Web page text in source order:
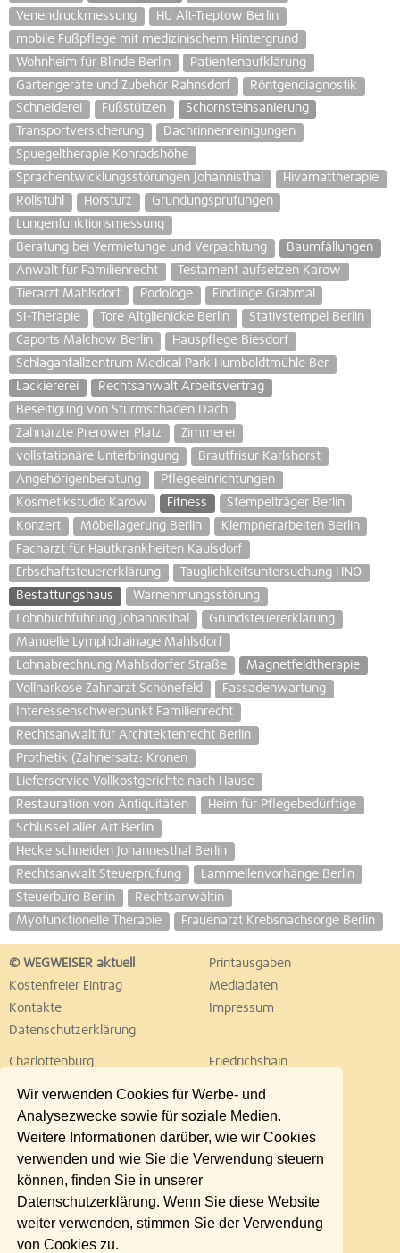
Wir verwenden Cookies für Werbe- und
Analysezwecke sowie für soziale Medien.
Weitere Informationen darüber, wie wir Cookies
verwenden und wie Sie die Verwendung steuern
können, finden Sie in unserer
Datenschutzerklärung. Wenn Sie diese Website
weiter verwenden, stimmen Sie der Verwendung
von Cookies zu.
Venendruckmessung
HU Alt-Treptow Berlin
mobile Fußpflege mit medizinischem Hintergrund
Wohnheim für Blinde Berlin
Patientenaufklärung
Gartengeräte und Zubehör Rahnsdorf
Röntgendiagnostik
Schneiderei
Fußstützen
Schornsteinsanierung
Transportversicherung
Dachrinnenreinigungen
Spuegeltherapie Konradshöhe
Sprachentwicklungsstörungen Johannisthal
Hivamattherapie
Rollstuhl
Hörsturz
Gründungsprüfungen
Lungenfunktionsmessung
Beratung bei Vermietunge und Verpachtung
Baumfällungen
Anwalt für Familienrecht
Testament aufsetzen Karow
Tierarzt Mahlsdorf
Podologe
Findlinge Grabmal
SI-Therapie
Tore Altglienicke Berlin
Stativstempel Berlin
Caports Malchow Berlin
Hauspflege Biesdorf
Schlaganfallzentrum Medical Park Humboldtmühle Ber
Lackiererei
Rechtsanwalt Arbeitsvertrag
Beseitigung von Sturmschäden Dach
Zahnärzte Prerower Platz
Zimmerei
vollstationäre Unterbringung
Brautfrisur Karlshorst
Angehörigenberatung
Pflegeeinrichtungen
Kosmetikstudio Karow
Fitness
Stempelträger Berlin
Konzert
Möbellagerung Berlin
Klempnerarbeiten Berlin
Facharzt für Hautkrankheiten Kaulsdorf
Erbschaftsteuererklärung
Tauglichkeitsuntersuchung HNO
Bestattungshaus
Warnehmungsstörung
Lohnbuchführung Johannisthal
Grundsteuererklärung
Manuelle Lymphdrainage Mahlsdorf
Lohnabrechnung Mahlsdorfer Straße
Magnetfeldtherapie
Vollnarkose Zahnarzt Schönefeld
Fassadenwartung
Interessenschwerpunkt Familienrecht
Rechtsanwalt für Architektenrecht Berlin
Prothetik (Zahnersatz: Kronen
Lieferservice Vollkostgerichte nach Hause
Restauration von Antiquitäten
Heim für Pflegebedürftige
Schlüssel aller Art Berlin
Hecke schneiden Johannesthal Berlin
Rechtsanwalt Steuerprüfung
Lammellenvorhänge Berlin
Steuerbüro Berlin
Rechtsanwältin
Myofunktionelle Therapie
Frauenarzt Krebsnachsorge Berlin
© WEGWEISER aktuell
Printausgaben
Kostenfreier Eintrag
Mediadaten
Kontakte
Impressum
Datenschutzerklärung
Charlottenburg
Friedrichshain
Lichtenberg
Marzahn
Neukölln
Pankow
Reinickendorf
Schöneberg
Spandau
Steglitz
Tempelhof